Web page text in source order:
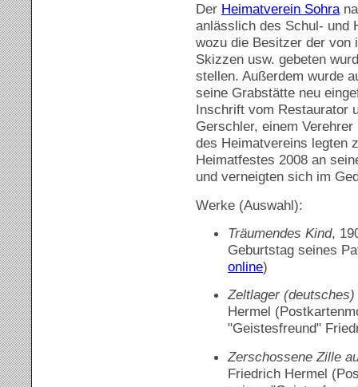
Der Heimatverein Sohra
anlässlich des Schul- und
wozu die Besitzer der von
Skizzen usw. gebeten
stellen. Außerdem wurde
seine Grabstätte neu
Inschrift vom Restaurator
Gerschler, einem
des Heimatvereins legten
Heimatfestes 2008 an
und verneigten sich im
Werke (Auswahl):
Träumendes Kind,
Geburtstag seines
online)
Zeltlager
Hermel
"Geistesfreund"
Zerschossene Zille
Friedrich Hermel